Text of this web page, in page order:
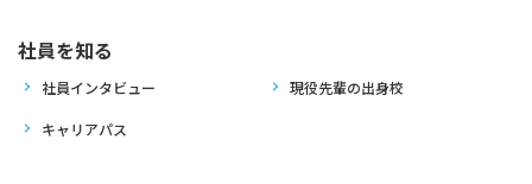
社員を知る
社員インタビュー 現役先輩の出身校
キャリアパス